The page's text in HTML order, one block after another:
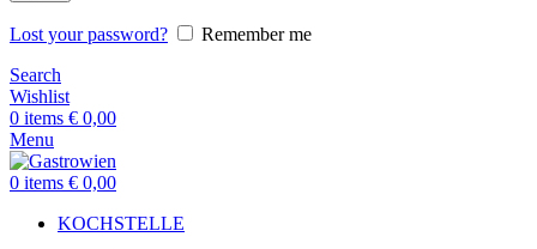
Lost your password?
Remember me
Search
Wishlist
0 items € 0,00
Menu
0 items € 0,00
KOCHSTELLE